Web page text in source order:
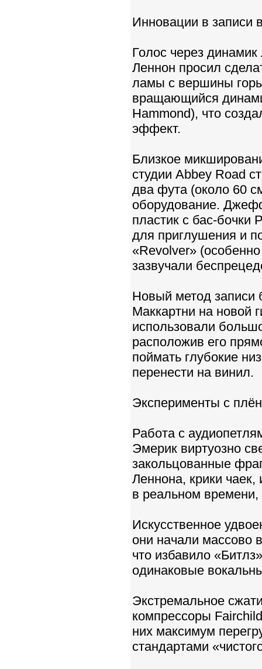
Инновации в записи
Голос через
Леннон просил
ламы с вершины
вращающийся
Hammond), что
эффект.
Близкое
студии Abbey Road
два фута (около 60
оборудование.
пластик с бас-бочки
для приглушения и
«Revolver»
зазвучали
Новый метод записи
Маккартни на новой
использовали
расположив его
поймать глубокие
перенести на винил.
Эксперименты с
Работа с
Эмерик виртуозно
закольцованные
Леннона, крики
в реальном
Искусственное
они начали массово
что избавило
одинаковые
Экстремальное
компрессоры
них максимум
стандартами